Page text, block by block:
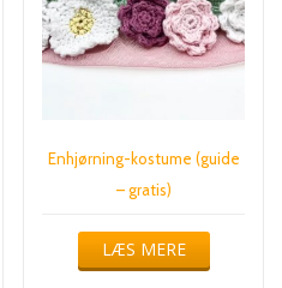
Enhjørning-kostume (guide
– gratis)
LÆS MERE